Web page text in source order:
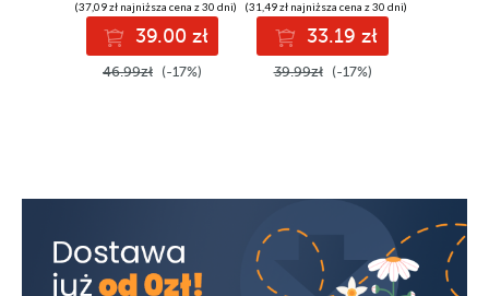
(37,09 zł najniższa cena z 30 dni)
39.00 zł
46.99zł (-17%)
(31,49 zł najniższa cena z 30 dni)
33.19 zł
39.99zł (-17%)